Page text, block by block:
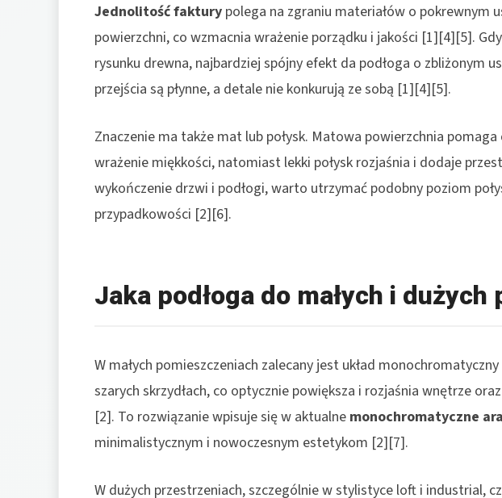
Jednolitość faktury polega na zgraniu materiałów o pokrewnym
powierzchni, co wzmacnia wrażenie porządku i jakości [1][4][5].
rysunku drewna, najbardziej spójny efekt da podłoga o zbliżonym
przejścia są płynne, a detale nie konkurują ze sobą [1][4][5].
Znaczenie ma także mat lub połysk. Matowa powierzchnia
wrażenie miękkości, natomiast lekki połysk rozjaśnia i dodaje
wykończenie drzwi i podłogi, warto utrzymać podobny poziom
przypadkowości [2][6].
Jaka podłoga do małych i
W małych pomieszczeniach zalecany jest układ
szarych skrzydłach, co optycznie powiększa i rozjaśnia wnętrze
[2]. To rozwiązanie wpisuje się w aktualne monochromatyczne
minimalistycznym i nowoczesnym estetykom [2][7].
W dużych przestrzeniach, szczególnie w stylistyce loft i industrial,